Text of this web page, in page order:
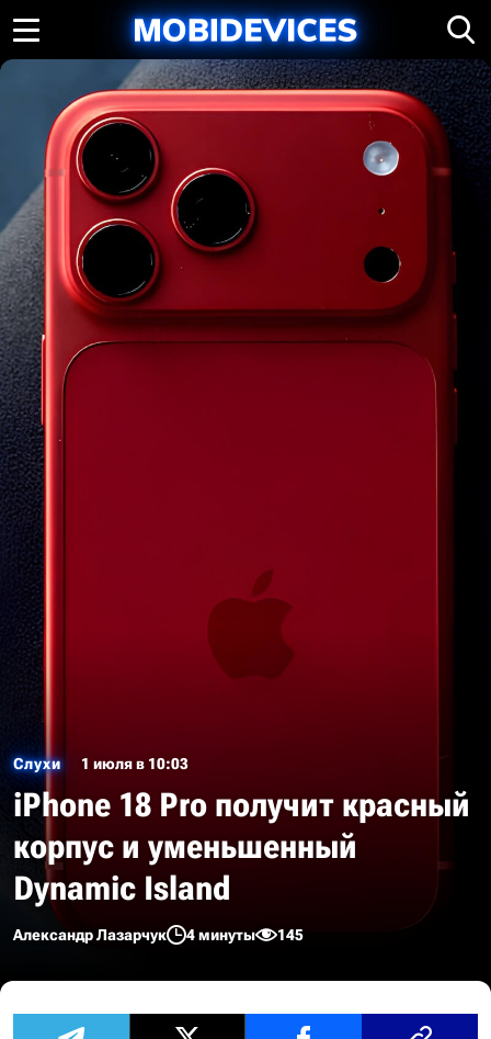
Слухи 1 июля в 10:03
iPhone 18 Pro получит красный
корпус и уменьшенный
Dynamic Island
Александр Лазарчук 4 минуты 145